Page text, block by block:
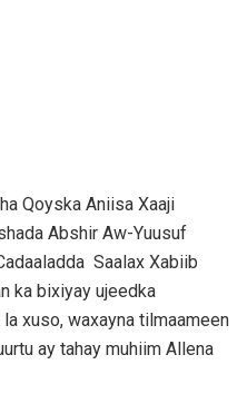
Qoyska Aniisa Xaaji
Abshir Aw-Yuusuf
Saalax Xabiib
ka bixiyay ujeedka
xuso, waxayna tilmaameen
ay tahay muhiim Allena